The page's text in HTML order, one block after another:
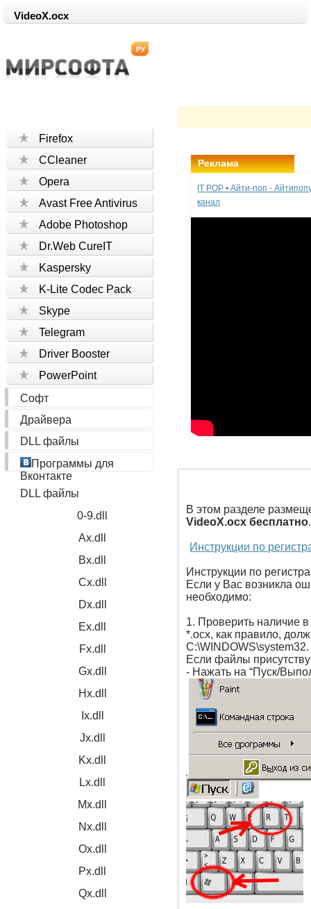
VideoX.ocx
Firefox
CCleaner
Opera
Avast Free Antivirus
Adobe Photoshop
Dr.Web CureIT
Kaspersky
K-Lite Codec Pack
Skype
Telegram
Driver Booster
PowerPoint
Софт
Драйвера
DLL файлы
Программы для
Вконтакте
DLL файлы
0-9.dll
Ax.dll
Bx.dll
Cx.dll
Dx.dll
Ex.dll
Fx.dll
Gx.dll
Hx.dll
Ix.dll
Jx.dll
Kx.dll
Lx.dll
Mx.dll
Nx.dll
Ox.dll
Px.dll
Qx.dll
Реклама
IT POP • Айти-поп -
канал
В этом разделе
VideoX.ocx бесплатно.
Инструкции по
Инструкции по
Если у Вас возникла
необходимо:
1. Проверить наличие
*.ocx, как правило,
C:\WINDOWS\system32.
Если файлы
- Нажать на “Пуск/